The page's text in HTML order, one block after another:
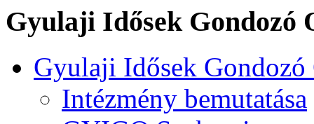
Gyulaji Idősek Gondozó
Gyulaji Idősek Gondozó
Intézmény bemutatása